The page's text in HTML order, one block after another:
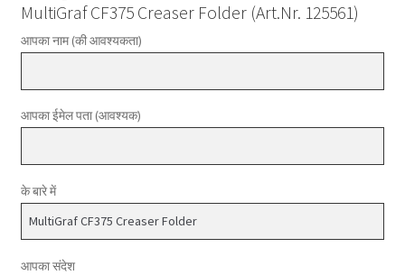
MultiGraf CF375 Creaser Folder (Art.Nr. 125561)
आपका नाम (की आवश्यकता)
आपका ईमेल पता (आवश्यक)
के बारे में
आपका संदेश